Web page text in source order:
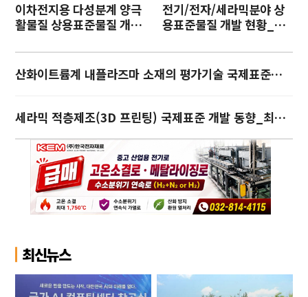
이차전지용 다성분계 양극
활물질 상용표준물질 개발
전기/전자/세라믹분야 상
용표준물질 개발 현황_류
산화이트륨계 내플라즈마 소재의 평가기술 국제표준화_이연숙
세라믹 적층제조(3D 프린팅) 국제표준 개발 동향_최기인
최신뉴스